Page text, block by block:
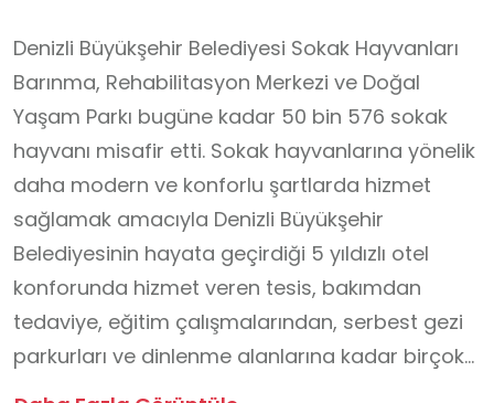
Denizli Büyükşehir Belediyesi Sokak Hayvanları
Barınma, Rehabilitasyon Merkezi ve Doğal
Yaşam Parkı bugüne kadar 50 bin 576 sokak
hayvanı misafir etti. Sokak hayvanlarına yönelik
daha modern ve konforlu şartlarda hizmet
sağlamak amacıyla Denizli Büyükşehir
Belediyesinin hayata geçirdiği 5 yıldızlı otel
konforunda hizmet veren tesis, bakımdan
tedaviye, eğitim çalışmalarından, serbest gezi
parkurları ve dinlenme alanlarına kadar birçok
yönüyle Türkiye’de bir ilk olma özelliği taşıyor.